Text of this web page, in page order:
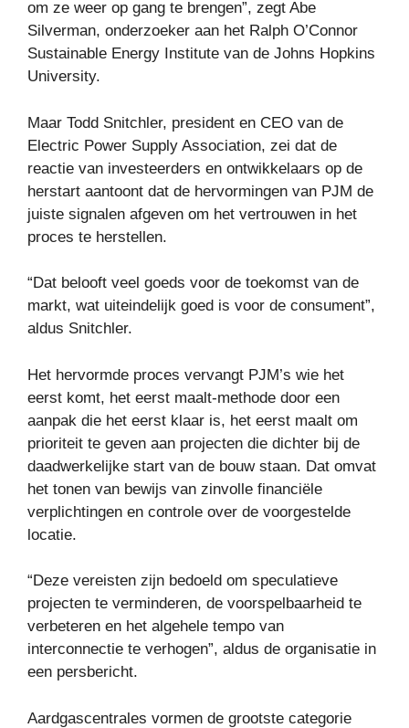
om ze weer op gang te brengen”, zegt Abe
Silverman, onderzoeker aan het Ralph O’Connor
Sustainable Energy Institute van de Johns Hopkins
University.
Maar Todd Snitchler, president en CEO van de
Electric Power Supply Association, zei dat de
reactie van investeerders en ontwikkelaars op de
herstart aantoont dat de hervormingen van PJM de
juiste signalen afgeven om het vertrouwen in het
proces te herstellen.
“Dat belooft veel goeds voor de toekomst van de
markt, wat uiteindelijk goed is voor de consument”,
aldus Snitchler.
Het hervormde proces vervangt PJM’s wie het
eerst komt, het eerst maalt-methode door een
aanpak die het eerst klaar is, het eerst maalt om
prioriteit te geven aan projecten die dichter bij de
daadwerkelijke start van de bouw staan. Dat omvat
het tonen van bewijs van zinvolle financiële
verplichtingen en controle over de voorgestelde
locatie.
“Deze vereisten zijn bedoeld om speculatieve
projecten te verminderen, de voorspelbaarheid te
verbeteren en het algehele tempo van
interconnectie te verhogen”, aldus de organisatie in
een persbericht.
Aardgascentrales vormen de grootste categorie